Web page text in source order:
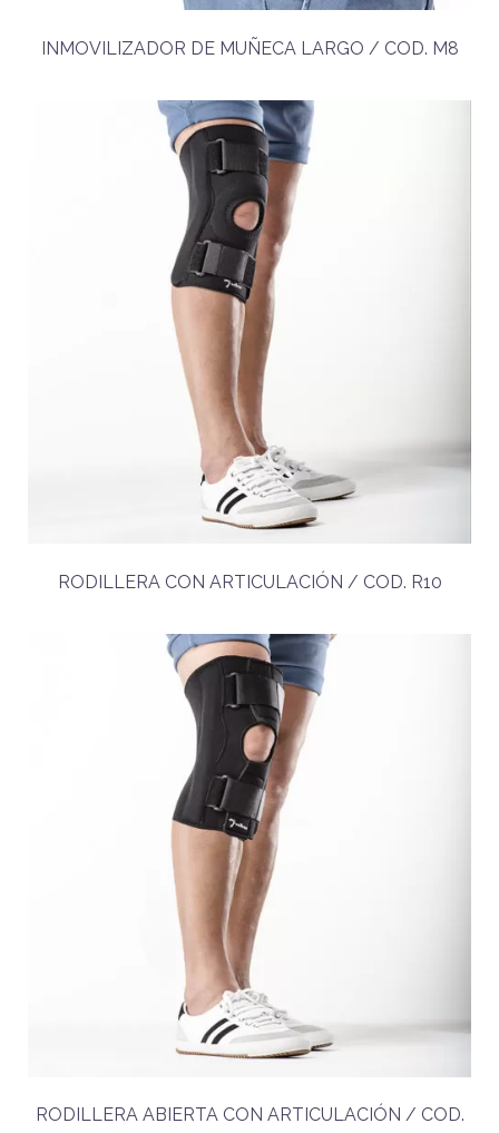
INMOVILIZADOR DE MUÑECA LARGO / COD. M8
RODILLERA CON ARTICULACIÓN / COD. R10
RODILLERA ABIERTA CON ARTICULACIÓN / COD.